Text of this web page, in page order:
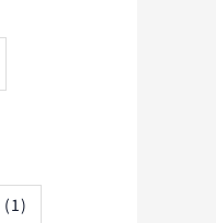
(1)